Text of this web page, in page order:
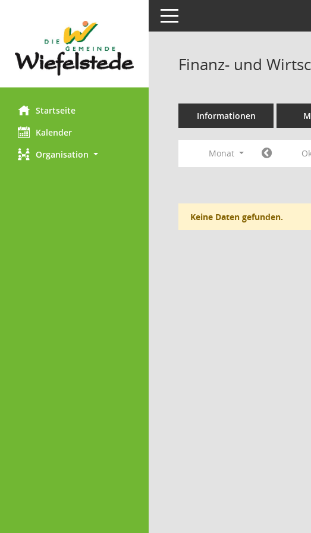
Startseite
Kalender
Organisation
Toggle navigation
Finanz- und
Informationen
Monat
Keine Daten gefunden.